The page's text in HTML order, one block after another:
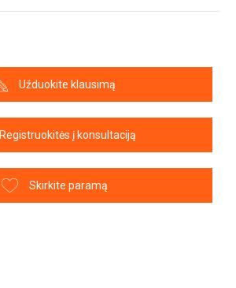
Užduokite klausimą
Registruokitės į konsultaciją
Skirkite paramą